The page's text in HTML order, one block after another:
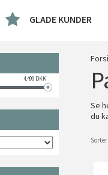
GLADE KUNDER
4,499 DKK
Se
du